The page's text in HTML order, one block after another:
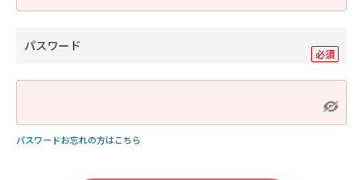
パスワード
パスワードお忘れの方はこちら